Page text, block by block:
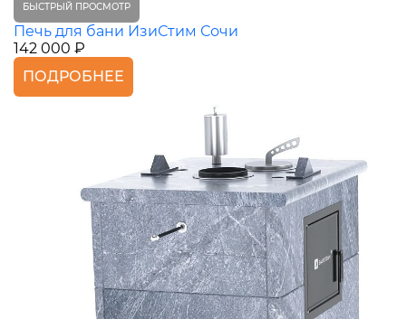
БЫСТРЫЙ ПРОСМОТР
Печь для бани ИзиСтим Сочи
142 000 ₽
ПОДРОБНЕЕ